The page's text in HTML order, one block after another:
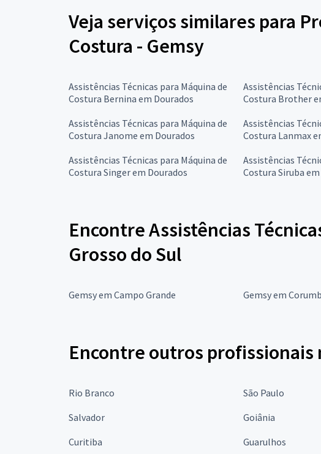
Veja serviços similares para
Costura - Gemsy
Assistências Técnicas para Máquina de
Costura Bernina em Dourados
Assistências
Costura Brother
Assistências Técnicas para Máquina de
Costura Janome em Dourados
Assistências
Costura Lanmax
Assistências Técnicas para Máquina de
Costura Singer em Dourados
Assistências
Costura Siruba
Encontre Assistências
Grosso do Sul
Gemsy em Campo Grande Gemsy em
Encontre outros profissionais
Rio Branco São Paulo
Salvador
Goiânia
Curitiba
Guarulhos